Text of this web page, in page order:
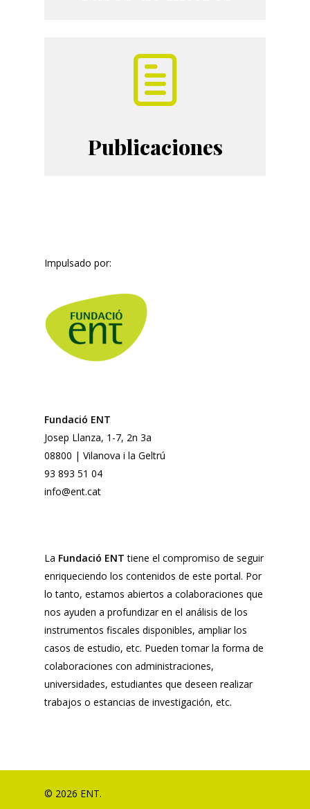
Publicaciones
Impulsado por:
Fundació ENT
Josep Llanza, 1-7, 2n 3a
08800 | Vilanova i la Geltrú
93 893 51 04
info@ent.cat
La Fundació ENT tiene el compromiso de seguir
enriqueciendo los contenidos de este portal. Por
lo tanto, estamos abiertos a colaboraciones que
nos ayuden a profundizar en el análisis de los
instrumentos fiscales disponibles, ampliar los
casos de estudio, etc. Pueden tomar la forma de
colaboraciones con administraciones,
universidades, estudiantes que deseen realizar
trabajos o estancias de investigación, etc.
© 2026 ENT.